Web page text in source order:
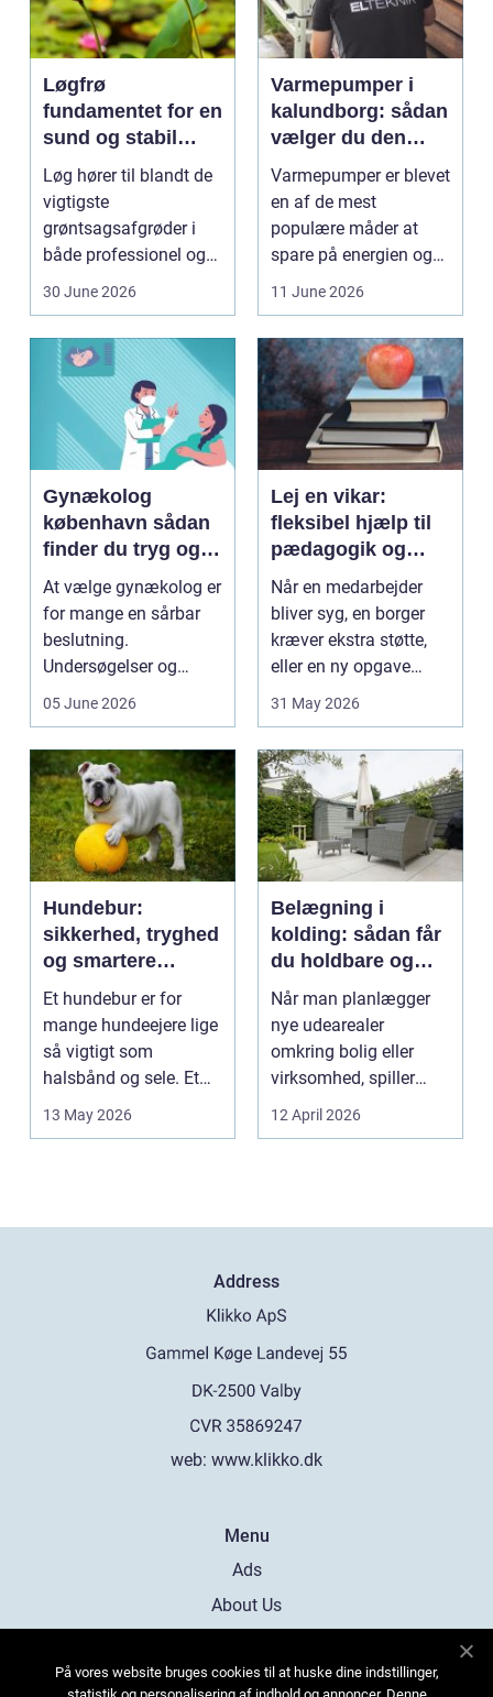
Løgfrø
fundamentet for en
sund og stabil
løgavl
Løg hører til blandt de
vigtigste
grøntsagsafgrøder i
både professionel og
hobbybaseret
30 June 2026
Varmepumper i
kalundborg: sådan
vælger du den
rigtige løsning
Varmepumper er blevet
en af de mest
populære måder at
spare på energien og
få et bedre indeklima
11 June 2026
Gynækolog
københavn sådan
finder du tryg og
professionel hjælp
At vælge gynækolog er
for mange en sårbar
beslutning.
Undersøgelser og
behandlinger foregår i
05 June 2026
Lej en vikar:
fleksibel hjælp til
pædagogik og
sundhed
Når en medarbejder
bliver syg, en borger
kræver ekstra støtte,
eller en ny opgave
opstår fra dag til...
31 May 2026
Hundebur:
sikkerhed, tryghed
og smartere
hverdag med hund
Et hundebur er for
mange hundeejere lige
så vigtigt som
halsbånd og sele. Et
godt bur gi...
13 May 2026
Belægning i
kolding: sådan får
du holdbare og
flotte udearealer
Når man planlægger
nye udearealer
omkring bolig eller
virksomhed, spiller
belægningen en helt
centra...
12 April 2026
Address
web: www.klikko.dk
Menu
Ads
About Us
Contact
På vores website bruges cookies til at huske dine indstillinger,